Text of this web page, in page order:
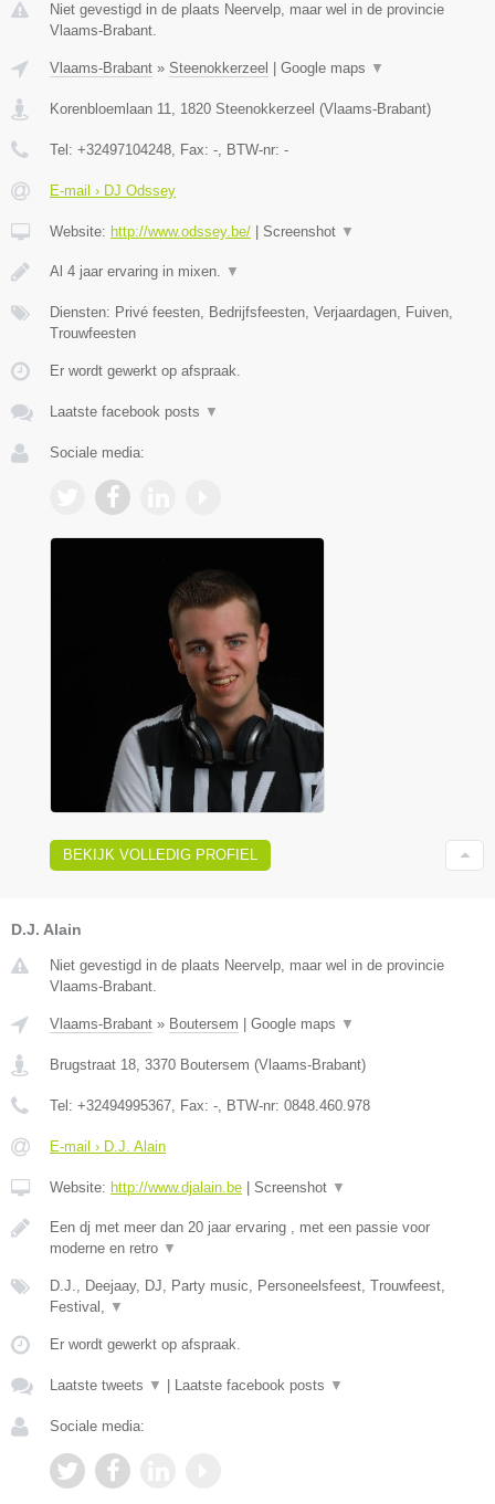
Niet gevestigd in de plaats Neervelp, maar wel in de provincie
Vlaams-Brabant.
Vlaams-Brabant » Steenokkerzeel Google maps ▼
Korenbloemlaan 11, 1820 Steenokkerzeel (Vlaams-Brabant)
Tel: +32497104248, Fax: -, BTW-nr: -
E-mail › DJ Odssey
Website: http://www.odssey.be/ Screenshot ▼
Al 4 jaar ervaring in mixen. ▼
Diensten: Privé feesten, Bedrijfsfeesten, Verjaardagen, Fuiven,
Trouwfeesten
Er wordt gewerkt op afspraak.
Laatste facebook posts ▼
Sociale media:
BEKIJK VOLLEDIG PROFIEL
D.J. Alain
Niet gevestigd in de plaats Neervelp, maar wel in de provincie
Vlaams-Brabant.
Vlaams-Brabant » Boutersem Google maps ▼
Brugstraat 18, 3370 Boutersem (Vlaams-Brabant)
Tel: +32494995367, Fax: -, BTW-nr: 0848.460.978
E-mail › D.J. Alain
Website: http://www.djalain.be Screenshot ▼
Een dj met meer dan 20 jaar ervaring , met een passie voor
moderne en retro ▼
D.J., Deejaay, DJ, Party music, Personeelsfeest, Trouwfeest,
Festival, ▼
Er wordt gewerkt op afspraak.
Laatste tweets ▼ Laatste facebook posts ▼
Sociale media: